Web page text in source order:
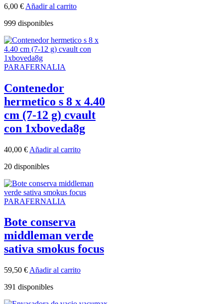
6,00 € Añadir al carrito
999 disponibles
PARAFERNALIA
Contenedor
hermetico s 8 x 4.40
cm (7-12 g) cvault
con 1xboveda8g
40,00 € Añadir al carrito
20 disponibles
PARAFERNALIA
Bote conserva
middleman verde
sativa smokus focus
59,50 € Añadir al carrito
391 disponibles